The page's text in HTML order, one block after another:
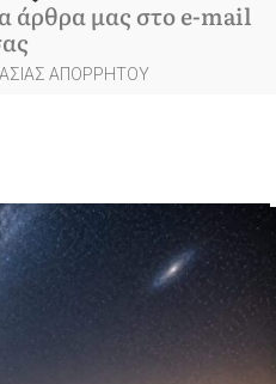
άρθρα μας στο e-mail
ΑΠΟΡΡΗΤΟΥ